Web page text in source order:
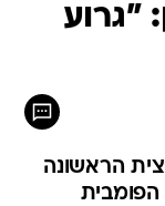
"גרוע
הראשונה
הפומבית